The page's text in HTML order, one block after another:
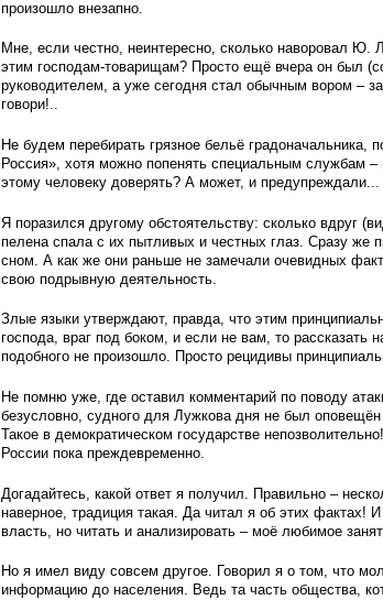
произошло внезапно.
Мне, если честно, неинтересно, сколько наворовал Ю.
этим господам-товарищам? Просто ещё вчера он был
руководителем, а уже сегодня стал обычным вором –
говори!..
Не будем перебирать грязное бельё градоначальника,
Россия», хотя можно попенять специальным службам
этому человеку доверять? А может, и
Я поразился другому обстоятельству: сколько вдруг
пелена спала с их пытливых и честных глаз. Сразу же
сном. А как же они раньше не замечали очевидных
свою подрывную деятельность.
Злые языки утверждают, правда, что этим
господа, враг под боком, и если не вам, то рассказать
подобного не произошло. Просто рецидивы
Не помню уже, где оставил комментарий по поводу
безусловно, судного для Лужкова дня не был
Такое в демократическом государстве
России пока преждевременно.
Догадайтесь, какой ответ я получил. Правильно –
наверное, традиция такая. Да читал я об этих
власть, но читать и анализировать – моё любимое
Но я имел виду совсем другое. Говорил я о том, что
информацию до населения. Ведь та часть общества,